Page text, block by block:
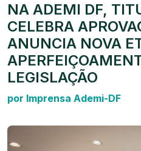
NA ADEMI DF,
CELEBRA
ANUNCIA NOVA
LEGISLAÇÃO
por Imprensa Ademi-DF